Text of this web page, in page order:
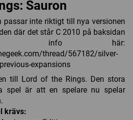
Sauron
passar inte riktigt till nya versionen
där det står C 2010 på baksidan
info här:
thread/567182/silver-
expansions
till Lord of the Rings. Den stora
spel är att en spelare nu spelar
krävs: